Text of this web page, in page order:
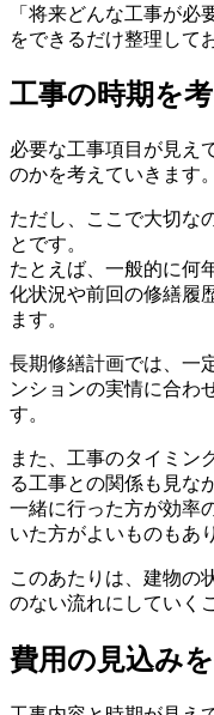
工事の時期を考え
費用の見込みを
「将来どんな工事が必
をできるだけ整理して
工事の時期を
必要な工事項目が見え
のかを考えていきます。
ただし、ここで大切な
とです。
たとえば、一般的に何
化状況や前回の修繕履
ます。
長期修繕計画では、一
ンションの実情に合わ
す。
また、工事のタイミン
る工事との関係も見な
一緒に行った方が効率
いた方がよいものもあ
このあたりは、建物の
のない流れにしていく
費用の見込み